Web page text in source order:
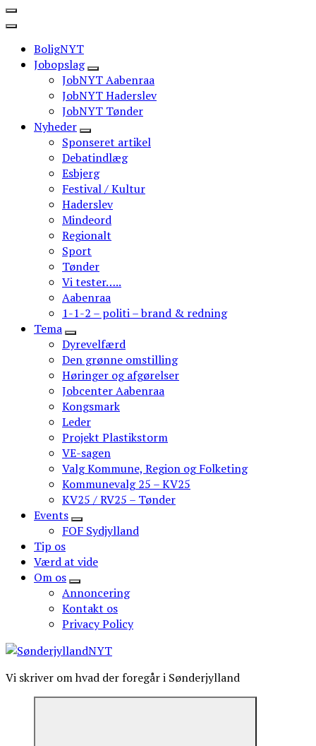
BoligNYT
Jobopslag
JobNYT Aabenraa
JobNYT Haderslev
JobNYT Tønder
Nyheder
Sponseret artikel
Debatindlæg
Esbjerg
Festival / Kultur
Haderslev
Mindeord
Regionalt
Sport
Tønder
Vi tester…..
Aabenraa
1-1-2 – politi – brand & redning
Tema
Dyrevelfærd
Den grønne omstilling
Høringer og afgørelser
Jobcenter Aabenraa
Kongsmark
Leder
Projekt Plastikstorm
VE-sagen
Valg Kommune, Region og Folketing
Kommunevalg 25 – KV25
KV25 / RV25 – Tønder
Events
FOF Sydjylland
Tip os
Værd at vide
Om os
Annoncering
Kontakt os
Privacy Policy
Vi skriver om hvad der foregår i Sønderjylland